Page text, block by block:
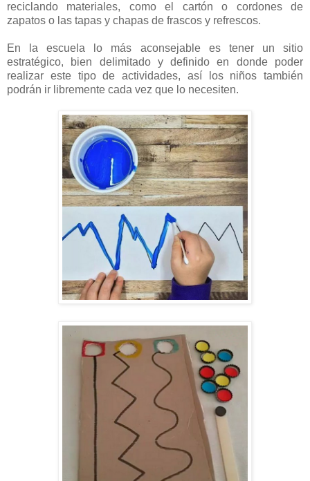
reciclando materiales, como el cartón o cordones de
zapatos o las tapas y chapas de frascos y refrescos.
En la escuela lo más aconsejable es tener un sitio
estratégico, bien delimitado y definido en donde poder
realizar este tipo de actividades, así los niños también
podrán ir libremente cada vez que lo necesiten.